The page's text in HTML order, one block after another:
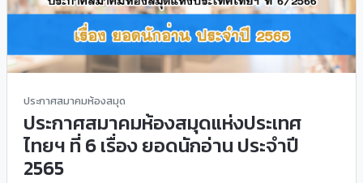
ประกาศสมาคมห้องสมุด
ประกาศสมาคมห้องสมุดแห่งประเทศ
ไทยฯ ที่ 6 เรื่อง ยอดนักอ่าน ประจำปี
2565